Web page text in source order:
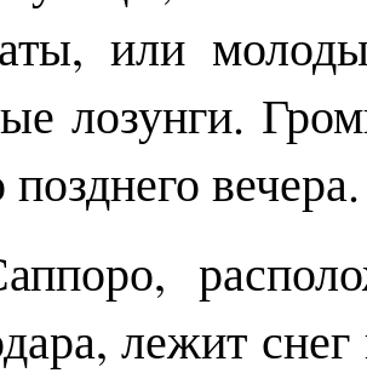
или
лозунги.
вечера.
лежит